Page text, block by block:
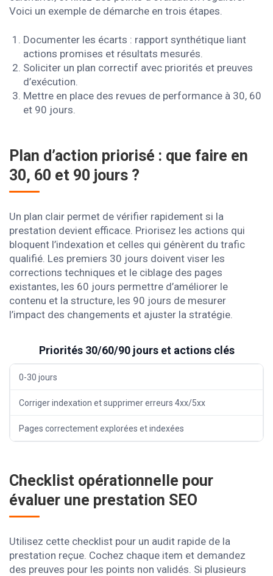
Voici un exemple de démarche en trois étapes.
Documenter les écarts : rapport synthétique liant
actions promises et résultats mesurés.
Soliciter un plan correctif avec priorités et preuves
d’exécution.
Mettre en place des revues de performance à 30, 60
et 90 jours.
Plan d’action priorisé : que faire en
30, 60 et 90 jours ?
Un plan clair permet de vérifier rapidement si la
prestation devient efficace. Priorisez les actions qui
bloquent l’indexation et celles qui génèrent du trafic
qualifié. Les premiers 30 jours doivent viser les
corrections techniques et le ciblage des pages
existantes, les 60 jours permettre d’améliorer le
contenu et la structure, les 90 jours de mesurer
l’impact des changements et ajuster la stratégie.
Priorités 30/60/90 jours et actions clés
0-30 jours
Corriger indexation et supprimer erreurs 4xx/5xx
Pages correctement explorées et indexées
Checklist opérationnelle pour
évaluer une prestation SEO
Utilisez cette checklist pour un audit rapide de la
prestation reçue. Cochez chaque item et demandez
des preuves pour les points non validés. Si plusieurs